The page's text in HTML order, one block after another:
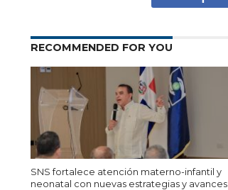
RECOMMENDED FOR YOU
SNS fortalece atención materno-infantil y
neonatal con nuevas estrategias y avances